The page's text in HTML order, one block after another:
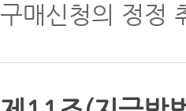
구매신청의 정정